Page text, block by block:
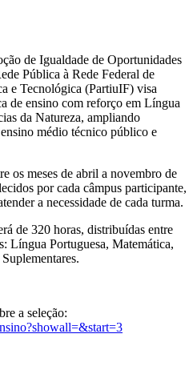
de Igualdade de Oportunidades
Pública à Rede Federal de
e Tecnológica (PartiuIF) visa
de ensino com reforço em Língua
da Natureza, ampliando
médio técnico público e
os meses de abril a novembro de
por cada câmpus participante,
a necessidade de cada turma.
de 320 horas, distribuídas entre
Língua Portuguesa, Matemática,
a seleção: